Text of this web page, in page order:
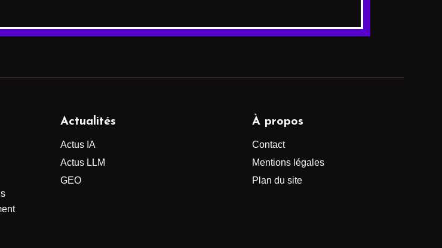
Actualités
Actus IA
Actus LLM
GEO
À propos
Contact
Mentions légales
Plan du site